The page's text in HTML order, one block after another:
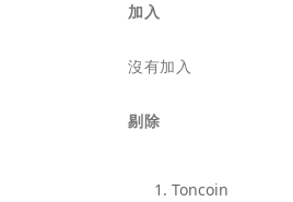
加入
沒有加入
剔除
Toncoin